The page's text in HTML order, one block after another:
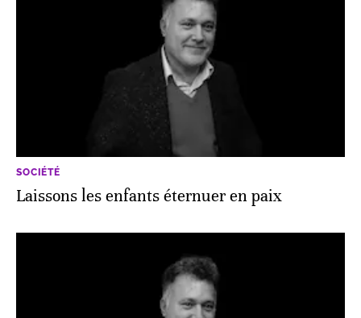
SOCIÉTÉ
Laissons les enfants éternuer en paix